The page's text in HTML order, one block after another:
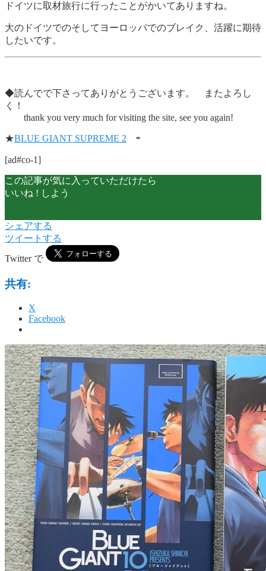
ドイツに取材旅行に行ったことがかいてありますね。
大のドイツでのそしてヨーロッパでのブレイク、活躍に期待
したいです。
◆読んでで下さってありがとうございます。 またよろし
く！
thank you very much for visiting the site, see you again!
★BLUE GIANT SUPREME 2 ⇨
[ad#co-1]
この記事が気に入っていただけたら
いいね ! しよう
シェアする
ツイートする
Twitter で
共有:
X
Facebook